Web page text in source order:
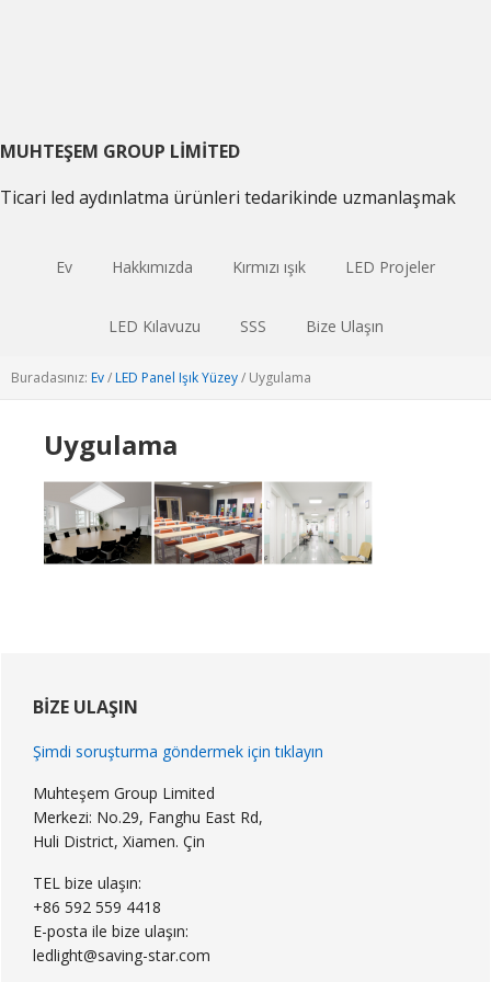
MUHTEŞEM GROUP LIMITED
Ticari led aydınlatma ürünleri tedarikinde uzmanlaşmak
Ev Hakkımızda Kırmızı ışık LED Projeler
LED Kılavuzu SSS Bize Ulaşın
Buradasınız: Ev/ LED Panel Işık Yüzey/ Uygulama
Uygulama
Kenar
Çubuğu
BIZE ULAŞIN
Şimdi soruşturma göndermek için tıklayın
Muhteşem Group Limited
Merkezi: No.29, Fanghu East Rd,
Huli District, Xiamen. Çin
TEL bize ulaşın:
+86 592 559 4418
E-posta ile bize ulaşın:
ledlight@saving-star.com